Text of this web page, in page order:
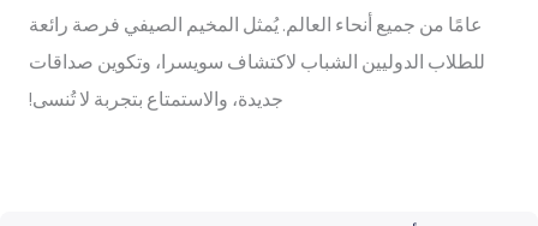
عامًا من جميع أنحاء العالم. يُمثل المخيم الصيفي فرصة رائعة
للطلاب الدوليين الشباب لاكتشاف سويسرا، وتكوين صداقات
جديدة، والاستمتاع بتجربة لا تُنسى!